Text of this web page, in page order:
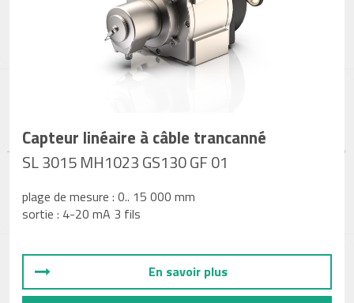
Capteur linéaire à câble trancanné
SL 3015 MH1023 GS130 GF 01
plage de mesure : 0.. 15 000 mm
sortie : 4-20 mA 3 fils
En savoir plus